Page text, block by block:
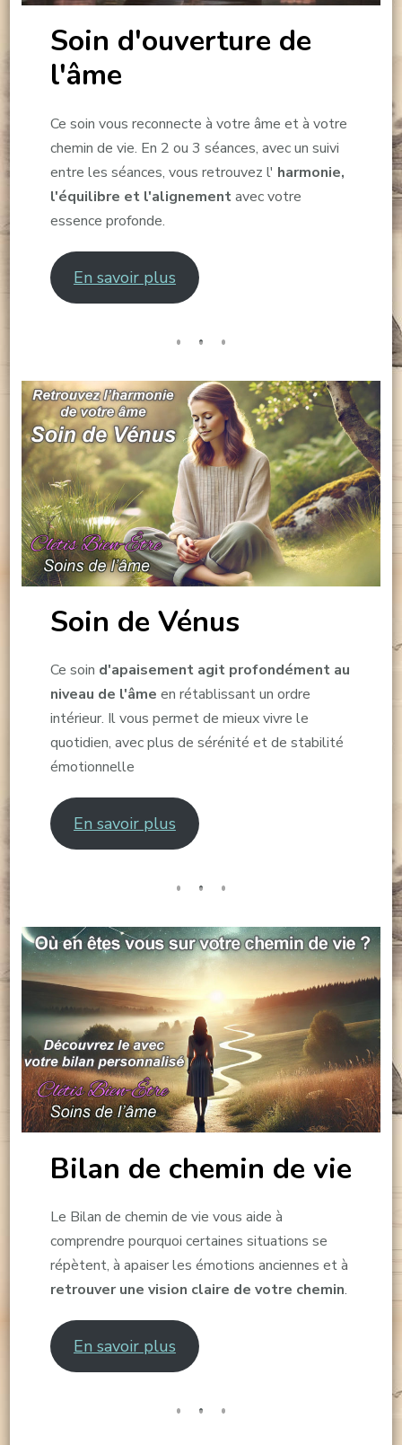
Soin d'ouverture de
l'âme
Ce soin vous reconnecte à votre âme et à votre
chemin de vie. En 2 ou 3 séances, avec un suivi
entre les séances, vous retrouvez l' harmonie,
l'équilibre et l'alignementavec votre
essence profonde.
En savoir plus
Soin de Vénus
Ce soin d'apaisement agit profondément au
niveau de l'âme en rétablissant un ordre
intérieur. Il vous permet de mieux vivre le
quotidien, avec plus de sérénité et de stabilité
émotionnelle
En savoir plus
Bilan de chemin de vie
Le Bilan de chemin de vie vous aide à
comprendre pourquoi certaines situations se
répètent, à apaiser les émotions anciennes et à
retrouver une vision claire de votre chemin.
En savoir plus